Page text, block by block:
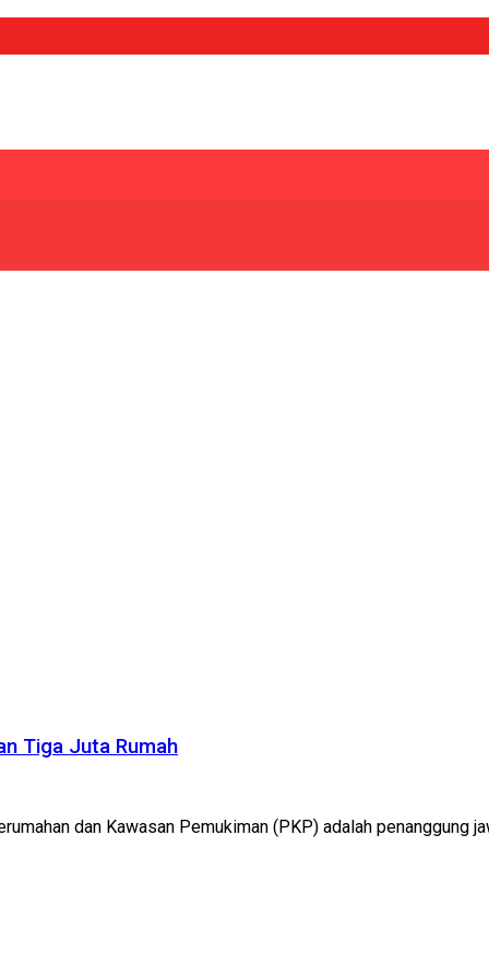
Tiga Juta Rumah
dan Kawasan Pemukiman (PKP) adalah penanggung